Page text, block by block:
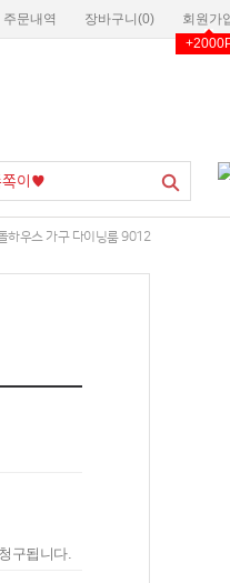
회원가
장바구니(0)
주문내역
하우스 가구 다이닝룸 9012
구됩니다.